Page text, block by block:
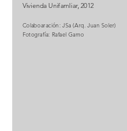
Vivienda Unifamliar, 2012
Colaboaración: JSa (Arq. Juan Soler)
Fotografía: Rafael Gamo